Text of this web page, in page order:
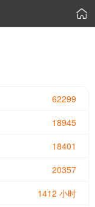

62299
18945
18401
20357
1412 小时